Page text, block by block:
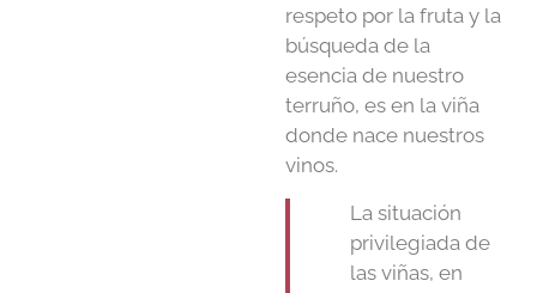
respeto por la fruta y la
búsqueda de la
esencia de nuestro
terruño, es en la viña
donde nace nuestros
vinos.
La situación
privilegiada de
las viñas, en